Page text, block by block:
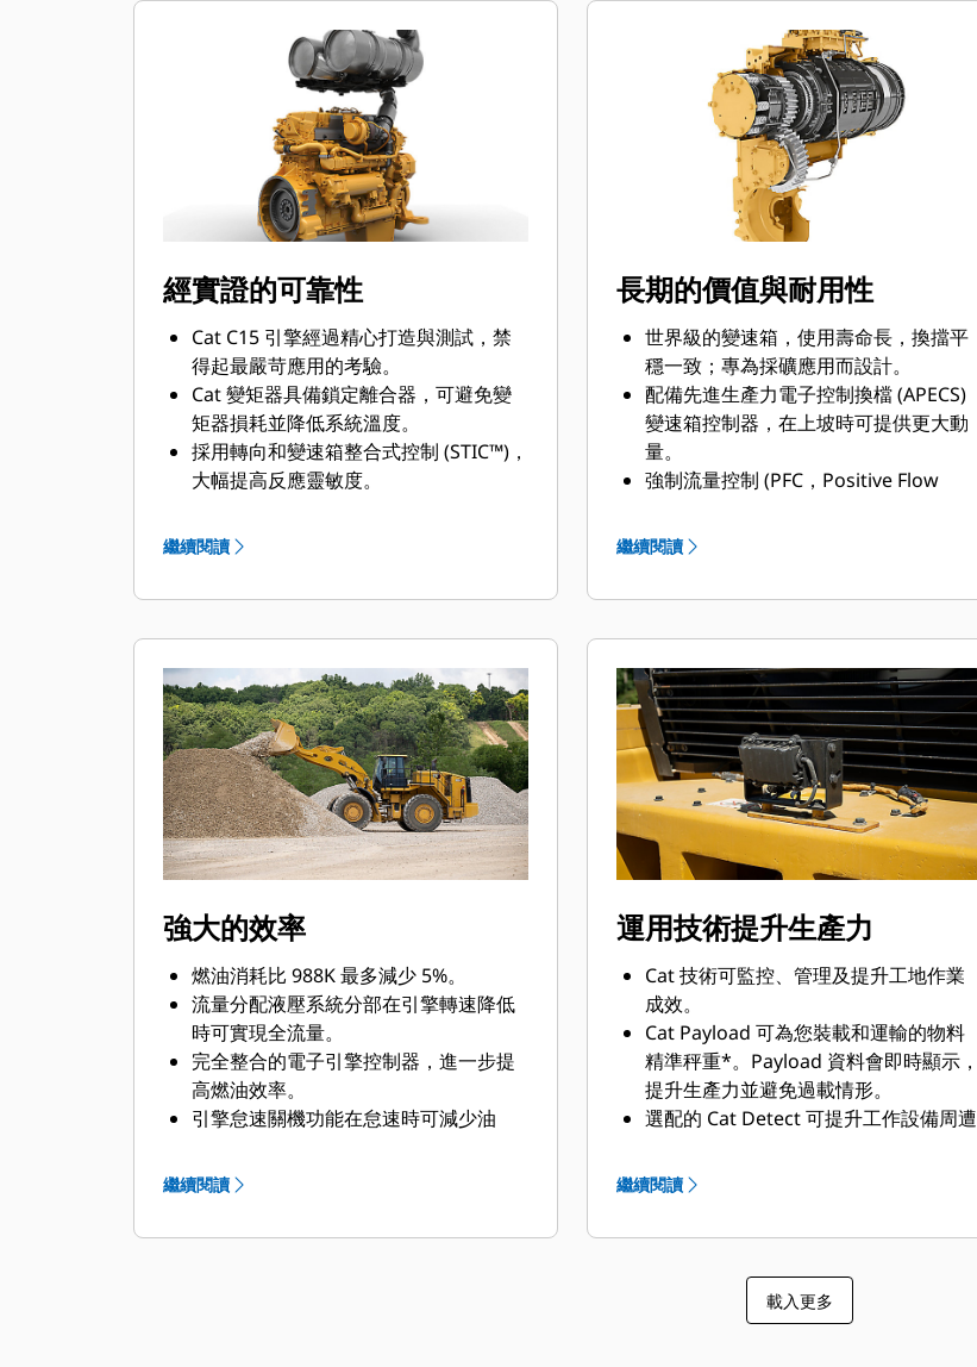
經實證的可靠性
Cat C15 引擎經過精心打造與測試，禁
得起最嚴苛應用的考驗。
Cat 變矩器具備鎖定離合器，可避免變
矩器損耗並降低系統溫度。
採用轉向和變速箱整合式控制 (STIC™)，
大幅提高反應靈敏度。
多物料。
使用壽命，並允許在靜止裝載期間提供
統和先進柴油引擎管理 (ADEM™) A5 電
控模組能管理供油量，以發揮最佳性能
並讓引擎迅速反應。
繼續閱讀
長期的價值與耐用性
世界級的變速箱，使用壽命長，換擋平
穩一致；專為採礦應用而設計。
配備先進生產力電子控制換檔 (APECS)
變速箱控制器，在上坡時可提供更大動
量。
強制流量控制 (PFC，Positive Flow
馭感和反應靈敏度，並具有穩定的效
先進過濾系統可有效提高液壓系統的效
件調整扭矩，有助於大幅降低輪胎打
滑。
先進過濾系統可有效提高液壓系統的效
能和可靠性。
繼續閱讀
強大的效率
燃油消耗比 988K 最多減少 5%。
流量分配液壓系統分部在引擎轉速降低
時可實現全流量。
完全整合的電子引擎控制器，進一步提
高燃油效率。
引擎怠速關機功能在怠速時可減少油
繼續閱讀
運用技術提升生產力
Cat 技術可監控、管理及提升工地作業
成效。
Cat Payload 可為您裝載和運輸的物料
精準秤重*。Payload 資料會即時顯示，
提升生產力並避免過載情形。
選配的 Cat Detect 可提升工作設備周遭
地人員與資產的安全。
至設備，方便您取得業務運作所需的必
貴深入分析資訊。
選配的先進生產力訂閱提供可據以行動
繼續閱讀
載入更多